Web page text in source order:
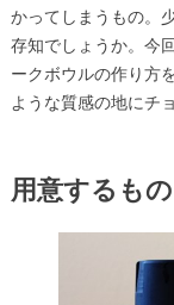
かってしまうもの。
存知でしょうか。今
ークボウルの作り方
ような質感の地にチ
用意するもの